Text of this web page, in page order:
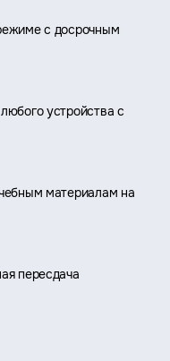
с досрочным
устройства с
материалам на
пересдача